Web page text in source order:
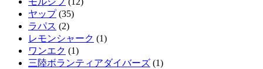
ヤップ(35)
ラパス (2)
レモンシャーク (1)
ワンエク (1)
三陸ボランティアダイバーズ (1)